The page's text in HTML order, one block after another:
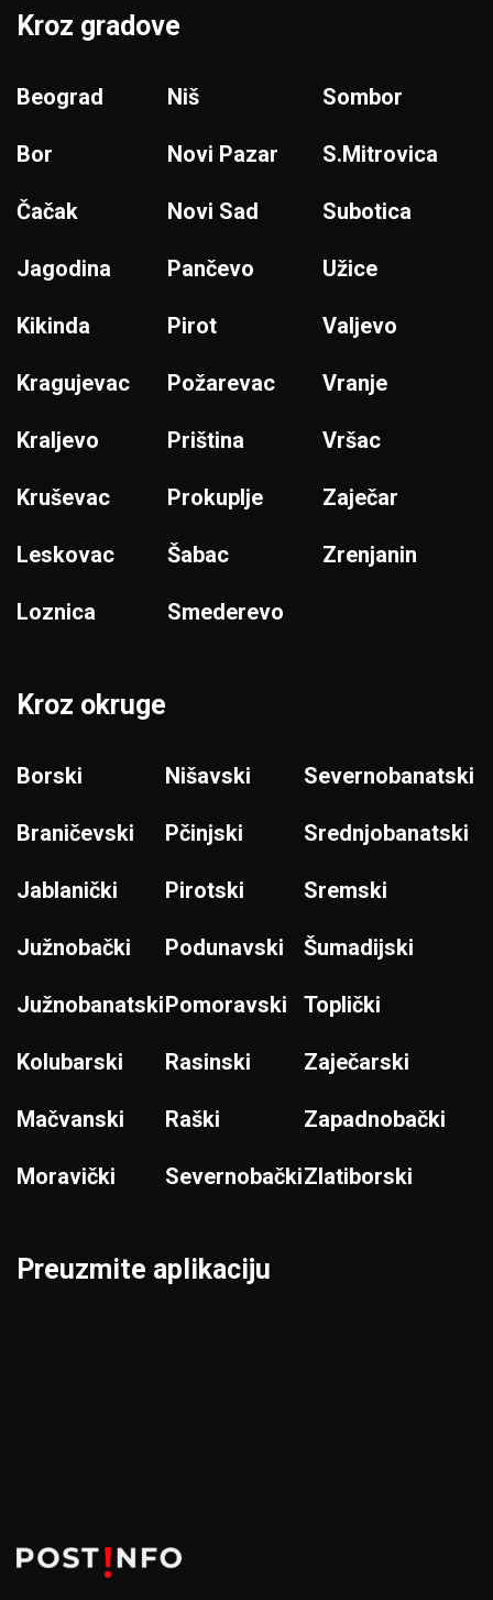
Kroz gradove
Beograd
Bor
Čačak
Jagodina
Kikinda
Kragujevac
Kraljevo
Kruševac
Leskovac
Loznica
Niš
Novi Pazar
Novi Sad
Pančevo
Pirot
Požarevac
Priština
Prokuplje
Šabac
Smederevo
Sombor
S.Mitrovica
Subotica
Užice
Valjevo
Vranje
Vršac
Zaječar
Zrenjanin
Kroz okruge
Borski
Braničevski
Jablanički
Južnobački
Južnobanatski
Kolubarski
Mačvanski
Moravički
Nišavski
Pčinjski
Pirotski
Podunavski
Pomoravski
Rasinski
Raški
Severnobački
Severnobanatski
Srednjobanatski
Sremski
Šumadijski
Toplički
Zaječarski
Zapadnobački
Zlatiborski
Preuzmite aplikaciju